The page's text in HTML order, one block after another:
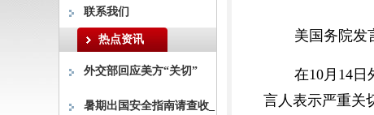
联系我们
热点资讯
外交部回应美方“关切”
暑期出国安全指南请查收_
美国务院发
在10月14
言人表示严重关